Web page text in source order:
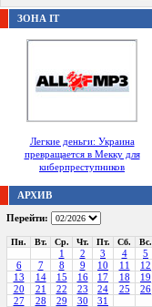
ЗОНА IT
Легкие деньги: Украина
превращается в Мекку для
киберпреступников
АРХИВ
Перейти:
Пн. Вт. Ср. Чт. Пт. Сб. Вс.
1 2 3 4
5
6
7 8 9 10 11
12
13
14 15 16 17 18
19
20
21 22 23 24 25
26
27
28 29 30 31